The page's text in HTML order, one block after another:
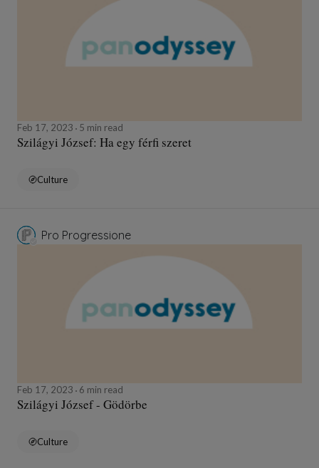
Feb 17, 2023 5 min read
Szilágyi József: Ha egy férfi szeret
Culture
Pro Progressione
Feb 17, 2023 6 min read
Szilágyi József - Gödörbe
Culture